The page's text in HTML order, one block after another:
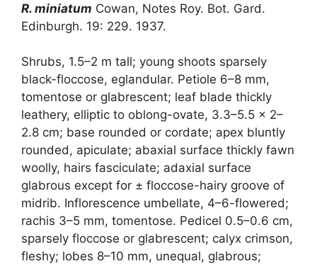
R. miniatum Cowan, Notes Roy. Bot. Gard.
Edinburgh. 19: 229. 1937.
Shrubs, 1.5–2 m tall; young shoots sparsely
black-floccose, eglandular. Petiole 6–8 mm,
tomentose or glabrescent; leaf blade thickly
leathery, elliptic to oblong-ovate, 3.3–5.5 × 2–
2.8 cm; base rounded or cordate; apex bluntly
rounded, apiculate; abaxial surface thickly fawn
woolly, hairs fasciculate; adaxial surface
glabrous except for ± floccose-hairy groove of
midrib. Inflorescence umbellate, 4–6-flowered;
rachis 3–5 mm, tomentose. Pedicel 0.5–0.6 cm,
sparsely floccose or glabrescent; calyx crimson,
fleshy; lobes 8–10 mm, unequal, glabrous;